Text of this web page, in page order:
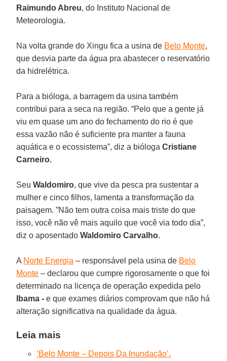
Raimundo Abreu, do Instituto Nacional de
Meteorologia.
Na volta grande do Xingu fica a usina de Belo Monte,
que desvia parte da água pra abastecer o reservatório
da hidrelétrica.
Para a bióloga, a barragem da usina também
contribui para a seca na região. “Pelo que a gente já
viu em quase um ano do fechamento do rio é que
essa vazão não é suficiente pra manter a fauna
aquática e o ecossistema”, diz a biólogaCristiane
Carneiro.
SeuWaldomiro, que vive da pesca pra sustentar a
mulher e cinco filhos, lamenta a transformação da
paisagem. ”Não tem outra coisa mais triste do que
isso, você não vê mais aquilo que você via todo dia”,
diz o aposentadoWaldomiro Carvalho.
A Norte Energia – responsável pela usina de Belo
Monte – declarou que cumpre rigorosamente o que foi
determinado na licença de operação expedida pelo
Ibama - e que exames diários comprovam que não há
alteração significativa na qualidade da água.
Leia mais
‘Belo Monte – Depois Da Inundação’.